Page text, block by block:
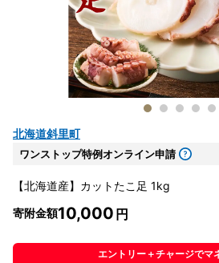
北海道斜里町
ワンストップ特例オンライン申請
【北海道産】カットたこ足 1kg
寄附金額10,000
エントリー＋チャージでマ